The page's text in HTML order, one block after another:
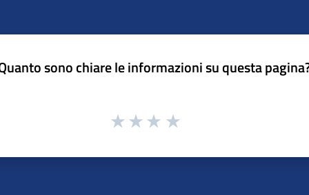
sono chiare le informazioni su questa